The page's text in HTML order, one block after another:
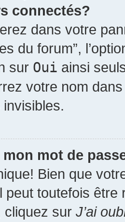
connectés?
dans votre
du forum”,
sur Oui ainsi
votre nom
mon mot de
Bien que
peut toutefois
cliquez sur J’ai